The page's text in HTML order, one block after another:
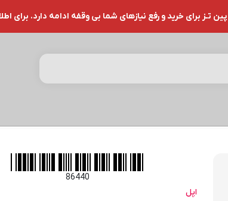
برای خرید و رفع نیازهای شما بی وقفه ادامه دارد. برای
86440
اپل